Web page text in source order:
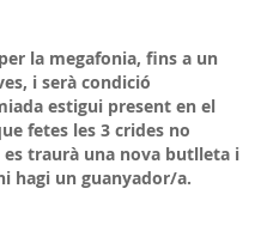
la megafonia, fins a un
i serà condició
estigui present en el
fetes les 3 crides no
traurà una nova butlleta i
hagi un guanyador/a.